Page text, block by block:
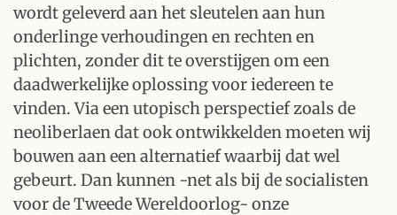
wordt geleverd aan het sleutelen aan hun
onderlinge verhoudingen en rechten en
plichten, zonder dit te overstijgen om een
daadwerkelijke oplossing voor iedereen te
vinden. Via een utopisch perspectief zoals de
neoliberlaen dat ook ontwikkelden moeten wij
bouwen aan een alternatief waarbij dat wel
gebeurt. Dan kunnen -net als bij de socialisten
voor de Tweede Wereldoorlog- onze